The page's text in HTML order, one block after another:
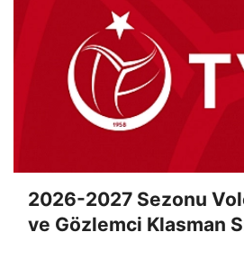
2026-2027 Sezonu
ve Gözlemci Klasman